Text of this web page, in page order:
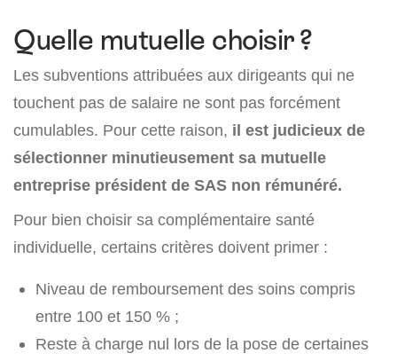
Quelle mutuelle choisir ?
Les subventions attribuées aux dirigeants qui ne
touchent pas de salaire ne sont pas forcément
cumulables. Pour cette raison, il est judicieux de
sélectionner minutieusement sa mutuelle
entreprise président de SAS non rémunéré.
Pour bien choisir sa complémentaire santé
individuelle, certains critères doivent primer :
Niveau de remboursement des soins compris
entre 100 et 150 % ;
Reste à charge nul lors de la pose de certaines